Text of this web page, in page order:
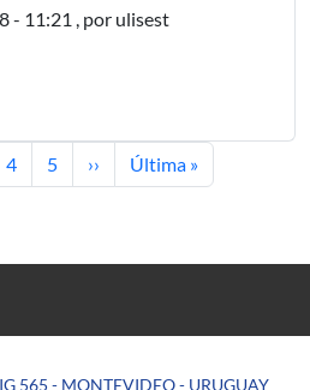
- 11:21 , por ulisest
Página
4 Página
5 Siguiente página
›› Última página
Última »
565 - MONTEVIDEO - URUGUAY